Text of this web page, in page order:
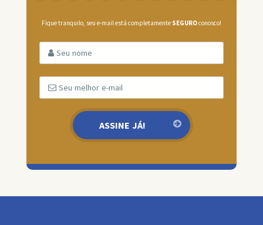
Fique tranquilo, seu e-mail está completamente SEGUROconosco!